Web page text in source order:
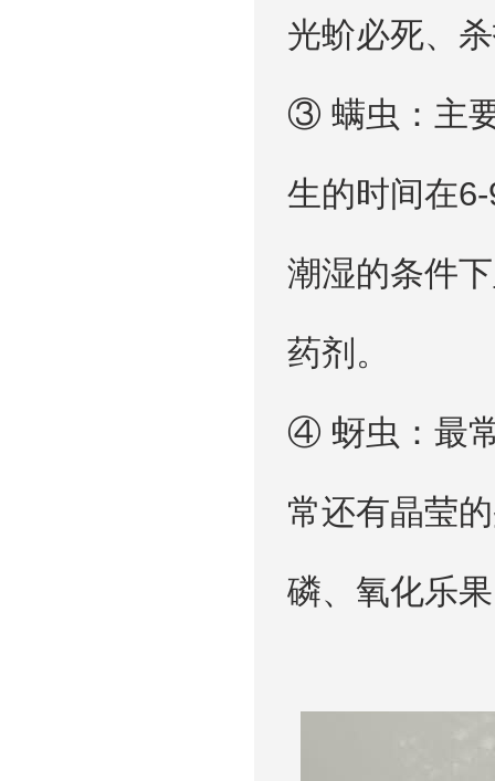
光蚧必死、
③ 螨虫：主
生的时间在
潮湿的条件
药剂。
④ 蚜虫：最
常还有晶莹
磷、氧化乐